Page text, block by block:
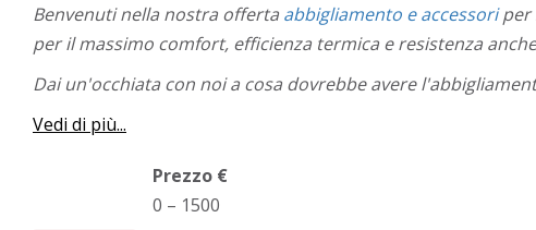
Benvenuti nella nostra offerta abbigliamento e accessoriper
per il massimo comfort, efficienza termica e resistenza
Dai un'occhiata con noi a cosa dovrebbe avere
Vedi di più...
Prezzo €
0 – 1500